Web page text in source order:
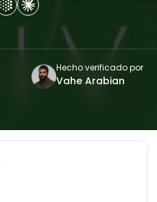
Hecho verificado por
Vahe Arabian